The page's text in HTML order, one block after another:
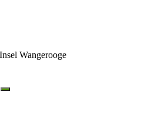
Wangerooge